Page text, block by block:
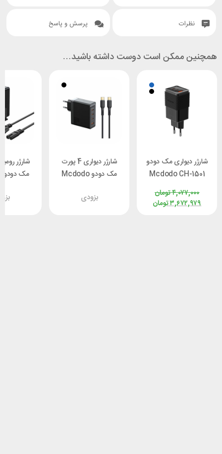
نظرات پرسش و پاسخ
همچنین ممکن است دوست داشته باشید…
شارژر دیواری مک دودو
Mcdodo CH-1501
تومان۴,۰۷۷,۰۰۰
تومان۳,۶۷۲,۹۷۹
شارژر دیواری 4 پورت
مک دودو Mcdodo
بزودی